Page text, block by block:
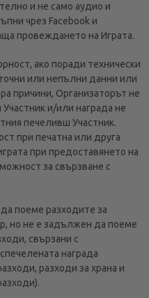
и не само аудио и
чрез Facebook и
провеждането на Играта.
ако поради технически
или непълни данни или
причини, Организаторът не
и/или награда не
печеливш Участник.
при печатна или друга
при предоставянето на
за свързване с
поеме разходите за
но не е задължен да поеме
свързани с
награда
разходи за храна и